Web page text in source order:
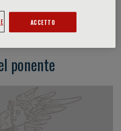
ponente
ACCETTO